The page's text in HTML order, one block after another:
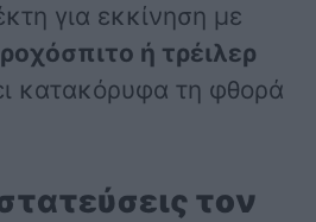
για εκκίνηση με
ή τρέιλερ
κατακόρυφα τη φθορά
τον